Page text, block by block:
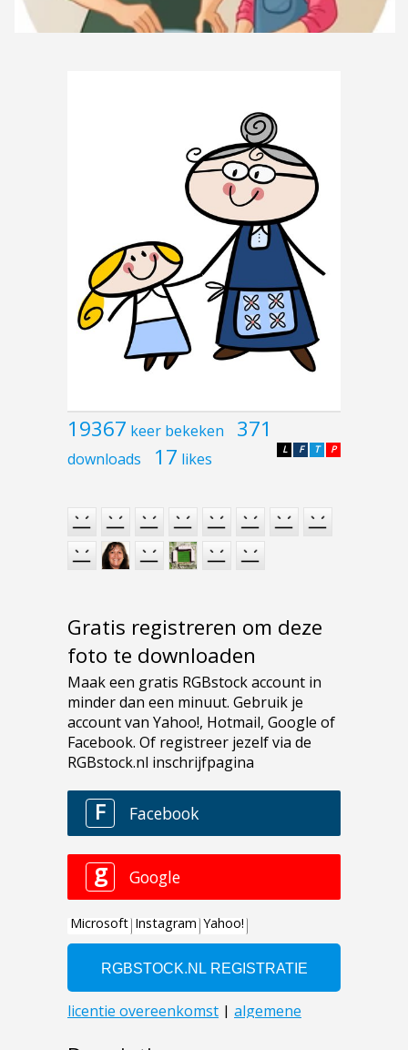
19367 keer bekeken 371
downloads 17 likes P
T
F
L
Gratis registreren om deze
foto te downloaden